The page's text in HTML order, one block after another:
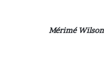
Mérimé Wilson